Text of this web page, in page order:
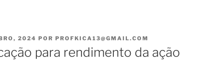
2024 POR PROFKICA13@GMAIL.COM
para rendimento da ação